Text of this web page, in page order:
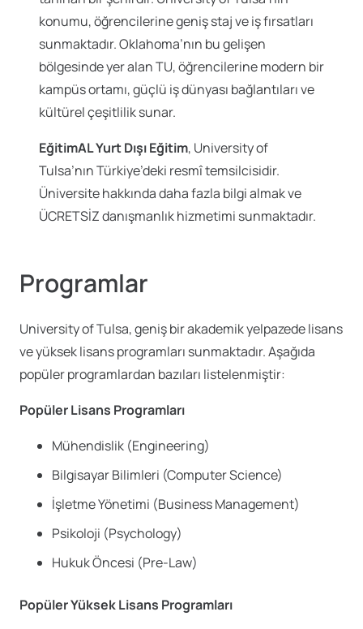
konumu, öğrencilerine geniş staj ve iş fırsatları
sunmaktadır. Oklahoma’nın bu gelişen
bölgesinde yer alan TU, öğrencilerine modern bir
kampüs ortamı, güçlü iş dünyası bağlantıları ve
kültürel çeşitlilik sunar.
EğitimAL Yurt Dışı Eğitim, University of
Tulsa’nın Türkiye’deki resmî temsilcisidir.
Üniversite hakkında daha fazla bilgi almak ve
ÜCRETSİZ danışmanlık hizmetimi sunmaktadır.
Programlar
University of Tulsa, geniş bir akademik yelpazede lisans
ve yüksek lisans programları sunmaktadır. Aşağıda
popüler programlardan bazıları listelenmiştir:
Popüler Lisans Programları
Mühendislik (Engineering)
Bilgisayar Bilimleri (Computer Science)
İşletme Yönetimi (Business Management)
Psikoloji (Psychology)
Hukuk Öncesi (Pre-Law)
Popüler Yüksek Lisans Programları